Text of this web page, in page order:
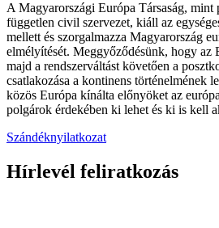
A Magyarországi Európa Társaság,
független civil szervezet, kiáll az
mellett és szorgalmazza Magyarország
elmélyítését. Meggyőződésünk, hogy az
majd a rendszerváltást követően a
csatlakozása a kontinens történelmének
közös Európa kínálta előnyöket az
polgárok érdekében ki lehet és ki is kell
Szándéknyilatkozat
Hírlevél feliratkozás